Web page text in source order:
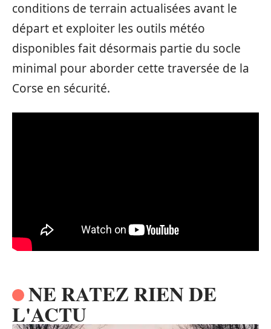
conditions de terrain actualisées avant le
départ et exploiter les outils météo
disponibles fait désormais partie du socle
minimal pour aborder cette traversée de la
Corse en sécurité.
NE RATEZ RIEN DE
L'ACTU